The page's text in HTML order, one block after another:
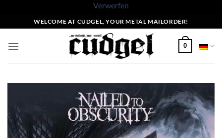
Verwerfen
Inhalt
springen
WELCOME AT CUDGEL, YOUR METAL MAILORDER!
0